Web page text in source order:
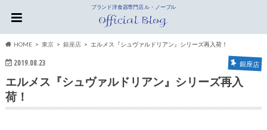
ブランド洋食器専門店 ル・ノーブル
HOME 東京 銀座店 エルメス『シュヴァルドリアン』シリーズ再入荷！
2019.08.23 銀座店
エルメス『シュヴァルドリアン』シリーズ再入
荷！